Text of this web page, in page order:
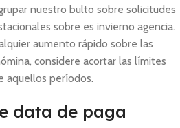
nuestro bulto sobre solicitudes
sobre es invierno agencia.
aumento rápido sobre las
considere acortar las límites
aquellos períodos.
data de paga